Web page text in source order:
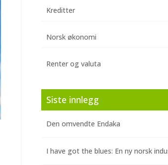
Kreditter
Norsk økonomi
Renter og valuta
Siste innlegg
Den omvendte Endaka
I have got the blues: En ny norsk